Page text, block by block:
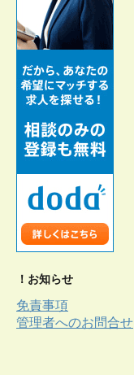
！お知らせ
免責事項
管理者へのお問合せ